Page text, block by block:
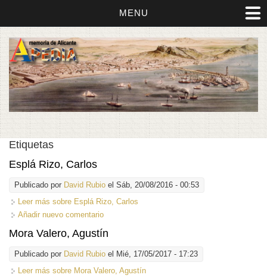
MENU
Etiquetas
Esplá Rizo, Carlos
Publicado por David Rubio el Sáb, 20/08/2016 - 00:53
Leer más sobre Esplá Rizo, Carlos
Añadir nuevo comentario
Mora Valero, Agustín
Publicado por David Rubio el Mié, 17/05/2017 - 17:23
Leer más sobre Mora Valero, Agustín